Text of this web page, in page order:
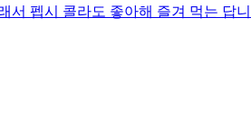
서 펩시 콜라도 좋아해 즐겨 먹는 답